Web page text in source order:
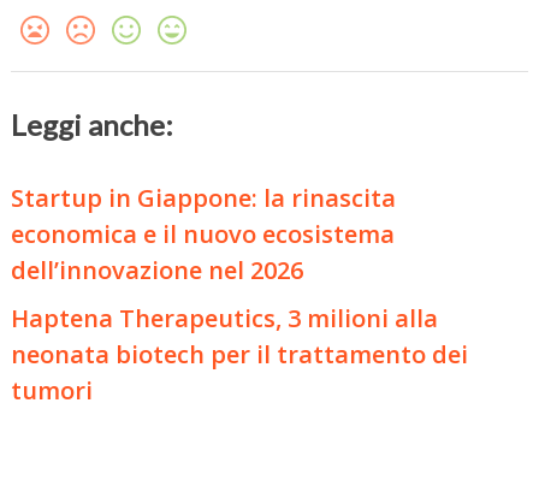
Leggi anche:
Startup in Giappone: la rinascita
economica e il nuovo ecosistema
dell’innovazione nel 2026
Haptena Therapeutics, 3 milioni alla
neonata biotech per il trattamento dei
tumori